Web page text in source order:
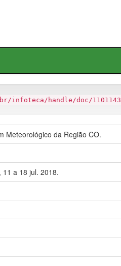
infoteca/handle/doc/1101143
Meteorológico da Região CO.
a 18 jul. 2018.